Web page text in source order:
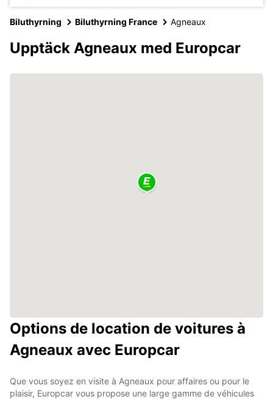
Biluthyrning Biluthyrning France Agneaux
Upptäck Agneaux med Europcar
Options de location de voitures à
Agneaux avec Europcar
Que vous soyez en visite à Agneaux pour affaires ou pour le
plaisir, Europcar vous propose une large gamme de véhicules